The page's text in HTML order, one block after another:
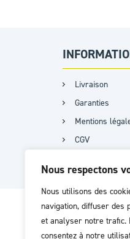
Nous respectons
Nous utilisons des
navigation, diffuser des
et analyser notre trafic.
consentez à notre
Livraison
Garanties
Mentions
CGV